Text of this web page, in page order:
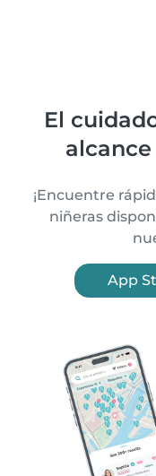
El
¡Encuentre
niñeras
App